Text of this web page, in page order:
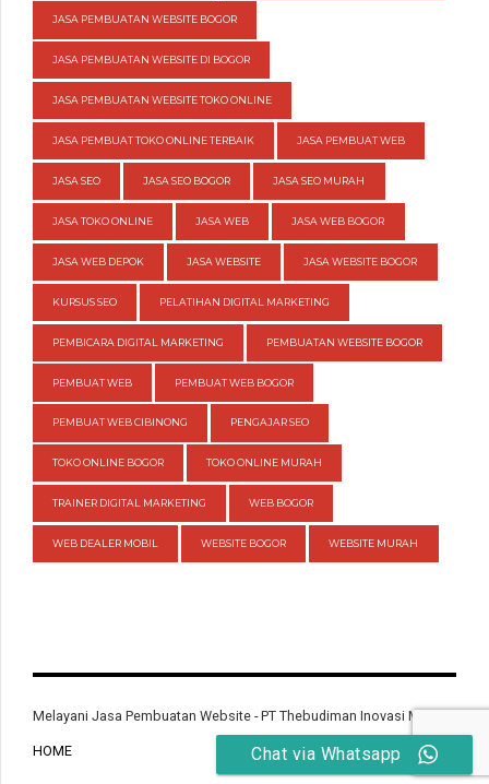
JASA PEMBUATAN WEBSITE BOGOR
JASA PEMBUATAN WEBSITE DI BOGOR
JASA PEMBUATAN WEBSITE TOKO ONLINE
JASA PEMBUAT TOKO ONLINE TERBAIK JASA PEMBUAT WEB
JASA SEO JASA SEO BOGOR JASA SEO MURAH
JASA TOKO ONLINE JASA WEB JASA WEB BOGOR
JASA WEB DEPOK JASA WEBSITE JASA WEBSITE BOGOR
KURSUS SEO PELATIHAN DIGITAL MARKETING
PEMBICARA DIGITAL MARKETING PEMBUATAN WEBSITE BOGOR
PEMBUAT WEB PEMBUAT WEB BOGOR
PEMBUAT WEB CIBINONG PENGAJAR SEO
TOKO ONLINE BOGOR TOKO ONLINE MURAH
TRAINER DIGITAL MARKETING WEB BOGOR
WEB DEALER MOBIL WEBSITE BOGOR WEBSITE MURAH
Melayani Jasa Pembuatan Website - PT Thebudiman Inovasi Mandiri
HOME Chat via Whatsapp